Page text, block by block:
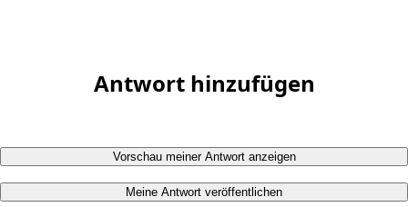
Antwort hinzufügen
Vorschau meiner Antwort anzeigen
Meine Antwort veröffentlichen